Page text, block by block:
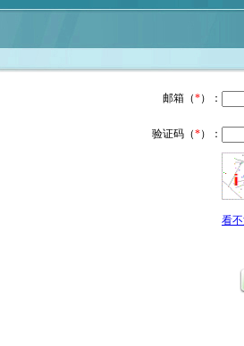
邮箱（*）：
验证码（*）：
看